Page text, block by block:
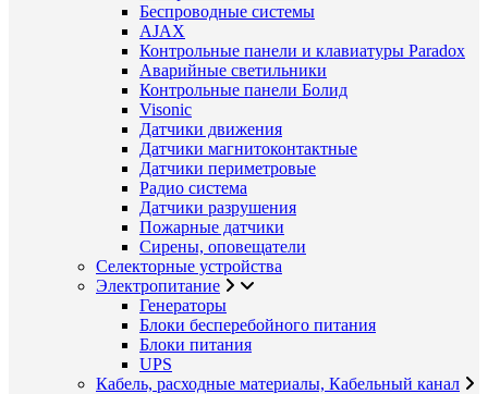
Беспроводные системы
AJAX
Контрольные панели и клавиатуры Paradox
Аварийные светильники
Контрольные панели Болид
Visonic
Датчики движения
Датчики магнитоконтактные
Датчики периметровые
Радио система
Датчики разрушения
Пожарные датчики
Сирены, оповещатели
Селекторные устройства
Электропитание
Генераторы
Блоки бесперебойного питания
Блоки питания
UPS
Кабель, расходные материалы, Кабельный канал